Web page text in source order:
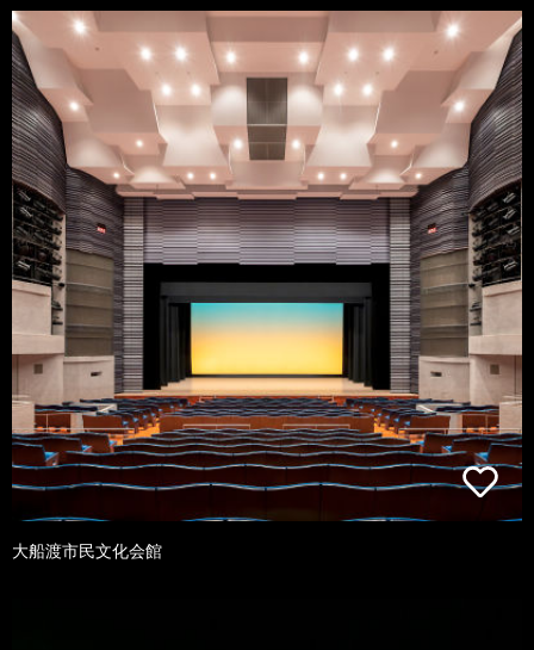
大船渡市民文化会館